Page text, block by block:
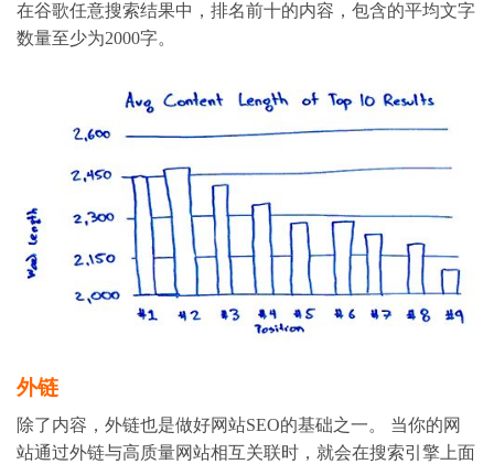
在谷歌任意搜索结果中，排名前十的内容，包含的平均文字
数量至少为2000字。
外链
除了内容，外链也是做好网站SEO的基础之一。 当你的网
站通过外链与高质量网站相互关联时，就会在搜索引擎上面